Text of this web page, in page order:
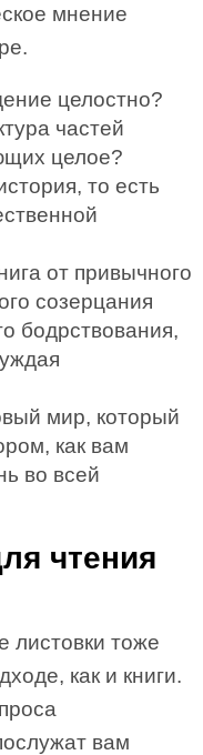
мнение
целостно?
частей
целое?
то есть
от привычного
созерцания
бодрствования,
мир, который
как вам
во всей
чтения
листовки тоже
как и книги.
вам